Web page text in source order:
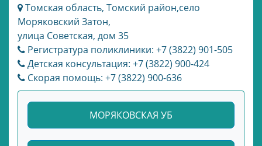
Томская область, Томский район,село
Моряковский Затон,
улица Советская, дом 35
Регистратура поликлиники: +7 (3822) 901-505
Детская консультация: +7 (3822) 900-424
Скорая помощь: +7 (3822) 900-636
МОРЯКОВСКАЯ УБ